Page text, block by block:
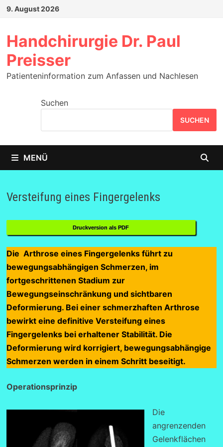
Zum
9. August 2026
Handchirurgie Dr. Paul
Preisser
Patienteninformation zum Anfassen und Nachlesen
Suchen
SUCHEN
MENÜ
Versteifung eines Fingergelenks
Druckversion als PDF
Die Arthrose eines Fingergelenks führt zu
bewegungsabhängigen Schmerzen, im
fortgeschrittenen Stadium zur
Bewegungseinschränkung und sichtbaren
Deformierung. Bei einer schmerzhaften Arthrose
bewirkt eine definitive Versteifung eines
Fingergelenks bei erhaltener Stabilität. Die
Deformierung wird korrigiert, bewegungsabhängige
Schmerzen werden in einem Schritt beseitigt.
Operationsprinzip
Die
angrenzenden
Gelenkflächen